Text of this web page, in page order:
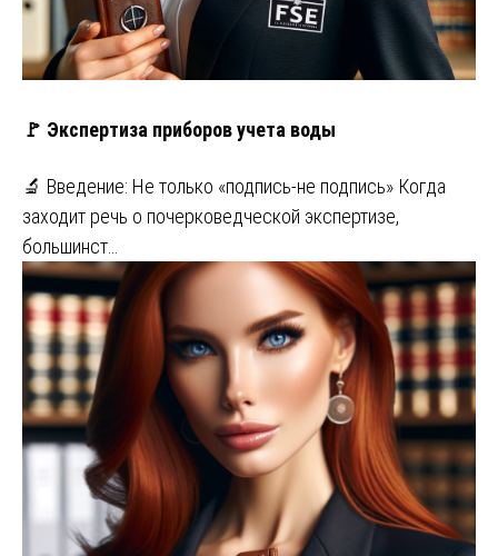
🚩 Экспертиза приборов учета воды
🔬 Введение: Не только «подпись-не подпись» Когда
заходит речь о почерковедческой экспертизе,
большинст…